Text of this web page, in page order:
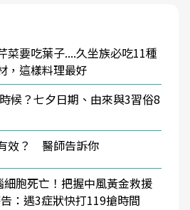
菜要吃葉子....久坐族必吃11種
，這樣料理最好
候？七夕日期、由來與3習俗8
效？ 醫師告訴你
胞死亡！把握中風黃金救援
：遇3症狀快打119搶時間